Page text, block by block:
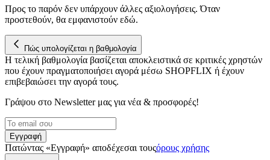
για να αποθηκεύουμε και να έχουμε πρόσβαση σε πληροφορίες
στη συσκευή σας, με σκοπό την προβολή εξατομικευμένων
διαφημίσεις και περιεχόμενο, την καλύτερη εικόνα του κοινού
μας και την ανάπτυξη προϊόντων. Επίσης, κοινοποιούμε
πληροφορίες σχετικά με την από μέρους σας χρήση της
τοποθεσίας μας στους συνεργάτες μέσων κοινωνικής
Προς το παρόν δεν υπάρχουν άλλες αξιολογήσεις. Όταν
προστεθούν, θα εμφανιστούν εδώ.
Πώς υπολογίζεται η βαθμολογία
Η τελική βαθμολογία βασίζεται αποκλειστικά σε κριτικές χρηστών
που έχουν πραγματοποιήσει αγορά μέσω SHOPFLIX ή έχουν
επιβεβαιώσει την αγορά τους.
Γράψου στο Νewsletter μας για νέα & προσφορές!
Εγγραφή
Πατώντας «Εγγραφή» αποδέχεσαι τουςόρους χρήσης